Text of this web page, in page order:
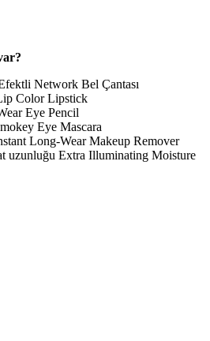
Network Bel Çantası
Color Lipstick
Eye Pencil
Eye Mascara
Long-Wear Makeup Remover
uzunluğu Extra Illuminating Moisture